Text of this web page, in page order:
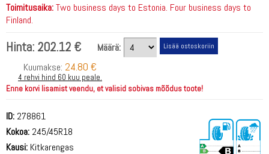
Toimitusaika:Two business days to Estonia. Four business days to
Finland.
Hinta: 202.12 €
Määrä:
Kuumakse: 24.80 €
4 rehvi hind 60 kuu peale.
Enne korvi lisamist veendu, et valisid sobivas mõõdus toote!
ID: 278861
Kokoa: 245/45R18
Kausi: Kitkarengas